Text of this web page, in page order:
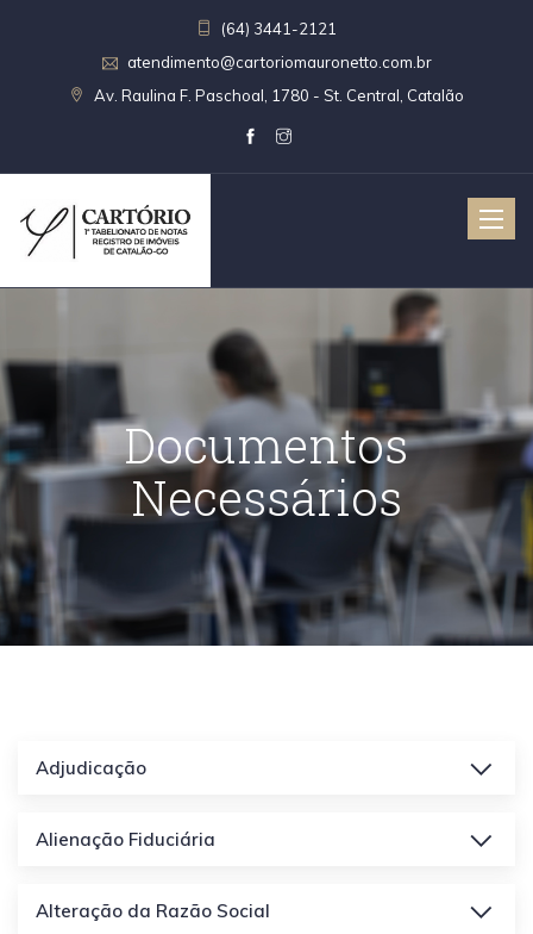
(64) 3441-2121
atendimento@cartoriomauronetto.com.br
Av. Raulina F. Paschoal, 1780 - St. Central, Catalão
Toggle
Documentos
Necessários
Adjudicação
Alienação Fiduciária
Alteração da Razão Social